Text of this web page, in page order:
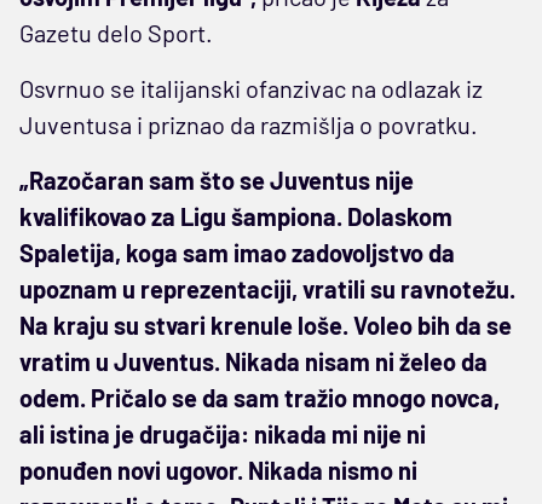
Gazetu delo Sport.
Osvrnuo se italijanski ofanzivac na odlazak iz
Juventusa i priznao da razmišlja o povratku.
„Razočaran sam što se Juventus nije
kvalifikovao za Ligu šampiona. Dolaskom
Spaletija, koga sam imao zadovoljstvo da
upoznam u reprezentaciji, vratili su ravnotežu.
Na kraju su stvari krenule loše. Voleo bih da se
vratim u Juventus. Nikada nisam ni želeo da
odem. Pričalo se da sam tražio mnogo novca,
ali istina je drugačija: nikada mi nije ni
ponuđen novi ugovor. Nikada nismo ni